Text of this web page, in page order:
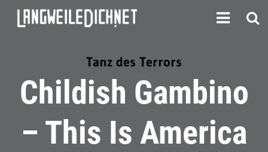
Tanz des Terrors
Childish Gambino
– This Is America